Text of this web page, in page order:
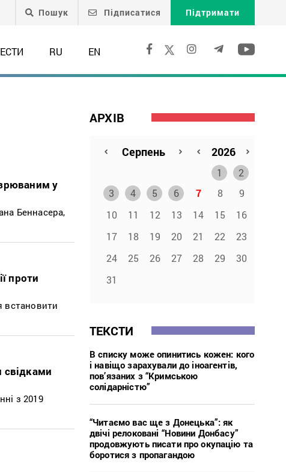
Пошук Підписатися Підтримати
RU EN
у
Беннасера,
проти
встановити
свідками
з 2019
АРХІВ
1
2
3
4 5 6 7 8
9
10
11 12 13 14 15
16
17
18 19 20 21 22
23
24
25 26 27 28 29
30
31
ТЕКСТИ
В списку може опинитись кожен: кого
і навіщо зарахували до іноагентів,
пов’язаних з “Кримською
солідарністю”
“Читаємо вас ще з Донецька”: як
двічі релоковані “Новини Донбасу”
продовжують писати про окупацію та
боротися з пропагандою